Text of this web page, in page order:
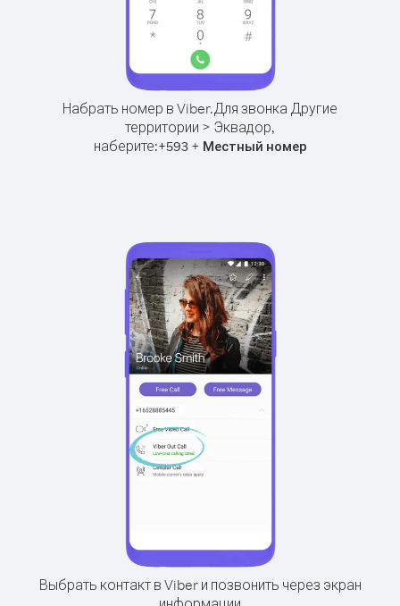
Набрать номер в Viber.Для звонка Другие
территории > Эквадор,
наберите:+593+ Местный номер
Выбрать контакт в Viber и позвонить через экран